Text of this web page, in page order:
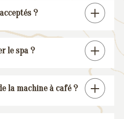
?
pet friendly », à
spa.
le spa ?
session spa (voir
la machine à café ?